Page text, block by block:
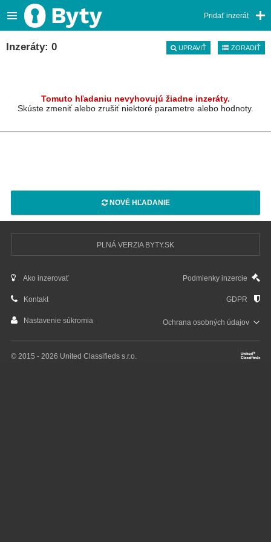
Pridať inzerát
Inzeráty: 0 UPRAVIŤ ZORADIŤ
Tomuto hľadaniu nevyhovujú žiadne inzeráty.
Skúste zmeniť alebo zrušiť niektoré parametre alebo hodnoty.
NOVÉ HĽADANIE
PLNÁ VERZIA BYTY.SK
Ako inzerovať Podmienky inzercie
Kontakt GDPR
Nastavenie súkromia Ochrana osobnýchúdajov
© 2015 - 2026 United Classifieds s.r.o.